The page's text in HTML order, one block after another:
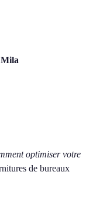
optimiser votre
de bureaux